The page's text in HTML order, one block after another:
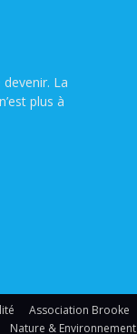
La
plus à
Association Brooke
Nature & Environnement